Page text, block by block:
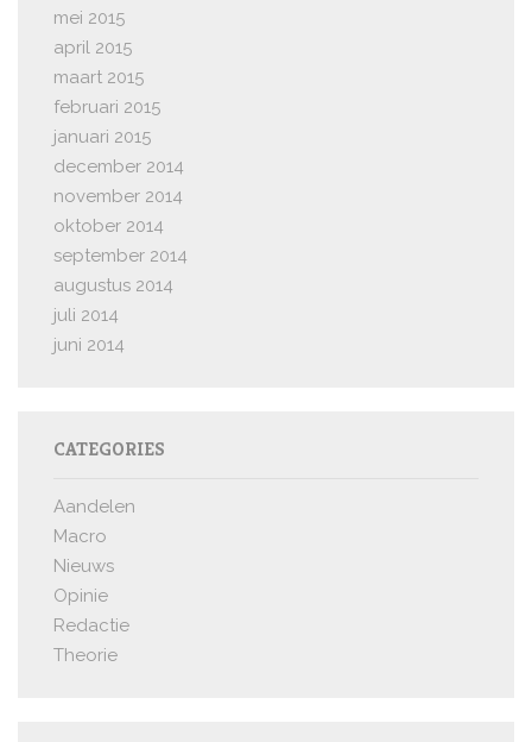
mei 2015
april 2015
maart 2015
februari 2015
januari 2015
december 2014
november 2014
oktober 2014
september 2014
augustus 2014
juli 2014
juni 2014
CATEGORIES
Aandelen
Macro
Nieuws
Opinie
Redactie
Theorie